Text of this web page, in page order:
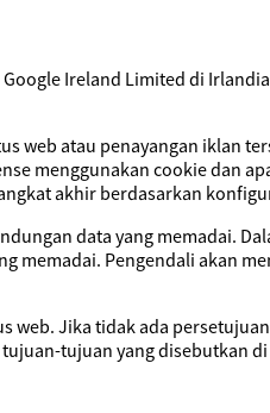
Ireland Limited di
web atau penayangan iklan
menggunakan cookie dan
akhir berdasarkan
data yang memadai.
Pengendali akan
Jika tidak ada
tujuan yang disebutkan di